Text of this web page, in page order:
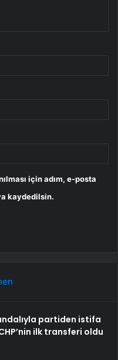
için adım, e-posta
kaydedilsin.
partiden istifa
ilk transferi oldu